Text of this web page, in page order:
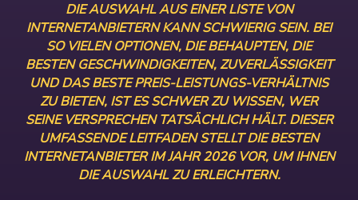
DIE AUSWAHL AUS EINER LISTE VON
INTERNETANBIETERN KANN SCHWIERIG SEIN. BEI
SO VIELEN OPTIONEN, DIE BEHAUPTEN, DIE
BESTEN GESCHWINDIGKEITEN, ZUVERLÄSSIGKEIT
UND DAS BESTE PREIS-LEISTUNGS-VERHÄLTNIS
ZU BIETEN, IST ES SCHWER ZU WISSEN, WER
SEINE VERSPRECHEN TATSÄCHLICH HÄLT. DIESER
UMFASSENDE LEITFADEN STELLT DIE BESTEN
INTERNETANBIETER IM JAHR 2026 VOR, UM IHNEN
DIE AUSWAHL ZU ERLEICHTERN.